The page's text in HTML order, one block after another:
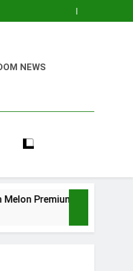
NEWS
di Polibag Skala Rumahan